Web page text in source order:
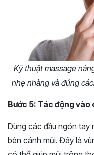
Kỹ thuật massage
nhẹ nhàng và đúng
Bước 5: Tác động vào
Dùng các đầu ngón tay
bên cánh mũi. Đây là